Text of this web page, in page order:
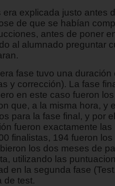
explicada justo antes
de que se habían
antes de poner
al alumnado preguntar
fase tuvo una duración
y corrección). La fase
en este caso fueron
que, a la misma hora, y
para la fase final, y por
fueron exactamente las
finalistas, 194 fueron los
los dos meses de
utilizando las
en la segunda fase
de test.